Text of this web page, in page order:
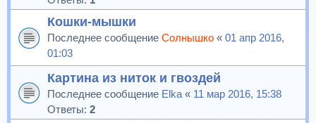
Кошки-мышки
Последнее сообщение Солнышко « 01 апр 2016,
01:03
Картина из ниток и гвоздей
Последнее сообщение Elka « 11 мар 2016, 15:38
Ответы: 2